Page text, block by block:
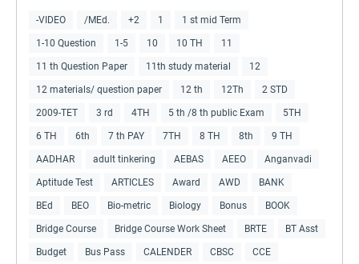
-VIDEO /MEd. +2 1 1 st mid Term
1-10 Question 1-5 10 10 TH 11
11 th Question Paper 11th study material 12
12 materials/ question paper 12 th 12Th 2 STD
2009-TET 3 rd 4TH 5 th /8 th public Exam 5TH
6 TH 6th 7 th PAY 7TH 8 TH 8th 9 TH
AADHAR adult tinkering AEBAS AEEO Anganvadi
Aptitude Test ARTICLES Award AWD BANK
BEd BEO Bio-metric Biology Bonus BOOK
Bridge Course Bridge Course Work Sheet BRTE BT Asst
Budget Bus Pass CALENDER CBSC CCE